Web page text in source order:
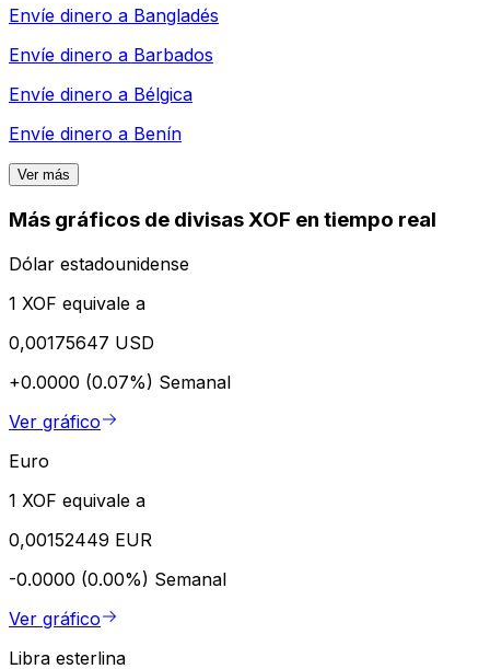
Envíe dinero a Bangladés
Envíe dinero a Barbados
Envíe dinero a Bélgica
Envíe dinero a Benín
Ver más
Más gráficos de divisas XOF en tiempo real
Dólar estadounidense
1 XOF equivale a
0,00175647 USD
+0.0000 (0.07%) Semanal
Ver gráfico
Euro
1 XOF equivale a
0,00152449 EUR
-0.0000 (0.00%) Semanal
Ver gráfico
Libra esterlina